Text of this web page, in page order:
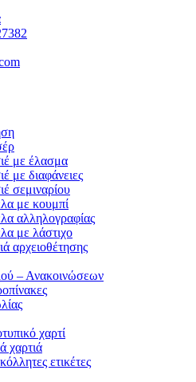
με έλασμα
με διαφάνειες
σεμιναρίου
με κουμπί
αλληλογραφίας
με λάστιχο
αρχειοθέτησης
– Ανακοινώσεων
χαρτί
χαρτιά
ετικέτες